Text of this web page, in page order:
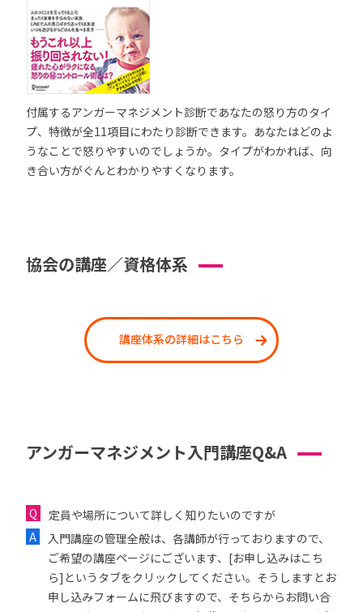
付属するアンガーマネジメント診断であなたの怒り方のタイ
プ、特徴が全11項目にわたり診断できます。あなたはどのよ
うなことで怒りやすいのでしょうか。タイプがわかれば、向
き合い方がぐんとわかりやすくなります。
協会の講座／資格体系
講座体系の詳細はこちら
アンガーマネジメント入門講座Q&A
定員や場所について詳しく知りたいのですが
入門講座の管理全般は、各講師が行っておりますので、
ご希望の講座ページにございます、[お申し込みはこち
ら]というタブをクリックしてください。そうしますとお
申し込みフォームに飛びますので、そちらからお問い合